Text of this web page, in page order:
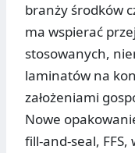
branży środków
ma wspierać
stosowanych,
laminatów na
założeniami
Nowe
fill-and-seal,